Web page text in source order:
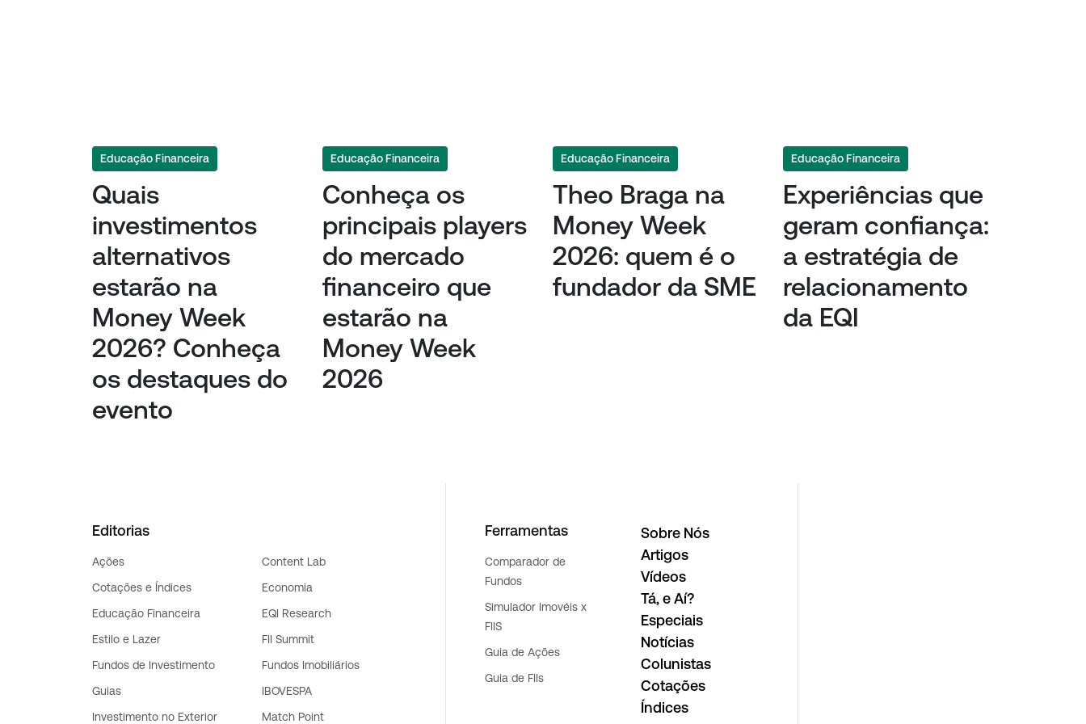
Educação Financeira
Quais
investimentos
alternativos
estarão na
Money Week
2026? Conheça
os destaques do
evento
Educação Financeira
Conheça os
principais players
do mercado
financeiro que
estarão na
Money Week
2026
Educação Financeira
Theo Braga na
Money Week
2026: quem é o
fundador da SME
Educação Financeira
Experiências que
geram confiança:
a estratégia de
relacionamento
da EQI
Editorias
Ações
Content Lab
Cotações e Índices
Economia
Educação Financeira
EQI Research
Estilo e Lazer
FII Summit
Fundos de Investimento
Fundos Imobiliários
Guias
IBOVESPA
Investimento no Exterior
Match Point
Ferramentas
Comparador de
Fundos
Simulador Imovéis x
FIIS
Guia de Ações
Guia de FIIs
Sobre Nós
Artigos
Vídeos
Tá, e Aí?
Especiais
Notícias
Colunistas
Cotações
Índices